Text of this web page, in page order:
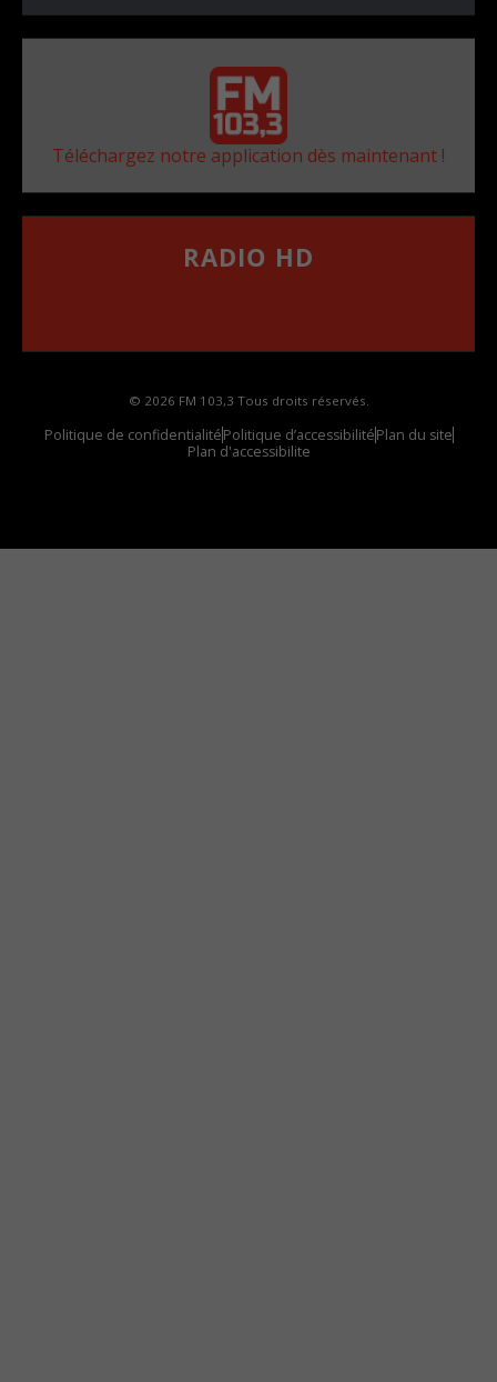
Téléchargez notre application dès maintenant !
RADIO HD
© 2026 FM 103,3 Tous droits réservés.
Politique de confidentialitéPolitique d’accessibilitéPlan du site
Plan d'accessibilite